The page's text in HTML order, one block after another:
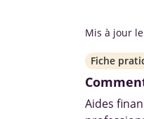
Mis à jour
Fiche
Aides